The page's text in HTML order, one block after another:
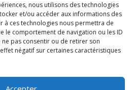
nous utilisons des technologies
et/ou accéder aux informations des
à ces technologies nous permettra de
le comportement de navigation ou les ID
ne pas consentir ou de retirer son
négatif sur certaines caractéristiques
Partenaires
Tarifs